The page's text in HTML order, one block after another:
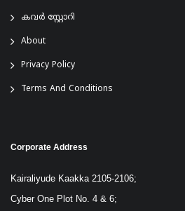
കവർ സ്റ്റോറി
About
Privacy Policy
Terms And Conditions
Corporate Address
Kairaliyude Kaakka 2105-2106;
Cyber One Plot No. 4 & 6;